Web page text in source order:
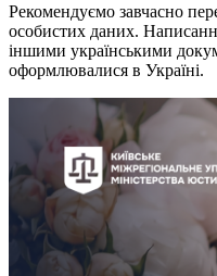
Рекомендуємо завчасно
особистих даних.
іншими українськими
оформлювалися в Україні.